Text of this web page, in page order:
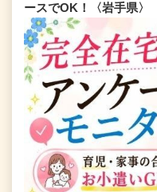
ースでOK！〈岩手県〉